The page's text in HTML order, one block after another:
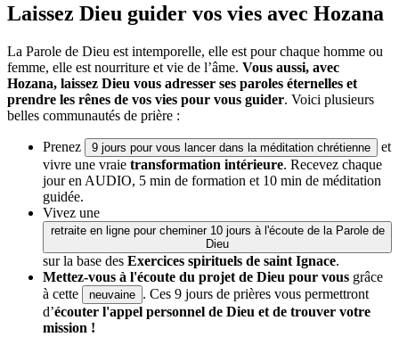
Laissez Dieu guider vos vies avec Hozana
La Parole de Dieu est intemporelle, elle est pour chaque homme ou
femme, elle est nourriture et vie de l’âme. Vous aussi, avec
Hozana, laissez Dieu vous adresser ses paroles éternelles et
prendre les rênes de vos vies pour vous guider. Voici plusieurs
belles communautés de prière :
Prenez 9 jours pour vous lancer dans la méditation chrétienne
et
vivre une vraie transformation intérieure. Recevez chaque
jour en AUDIO, 5 min de formation et 10 min de méditation
guidée.
Vivez une
retraite en ligne pour cheminer 10 jours à l'écoute de la Parole de
Dieu
sur la base des Exercices spirituels de saint Ignace.
Mettez-vous à l'écoute du projet de Dieu pour vous grâce
à cette
neuvaine . Ces 9 jours de prières vous permettront
d’écouter l'appel personnel de Dieu et de trouver votre
mission !